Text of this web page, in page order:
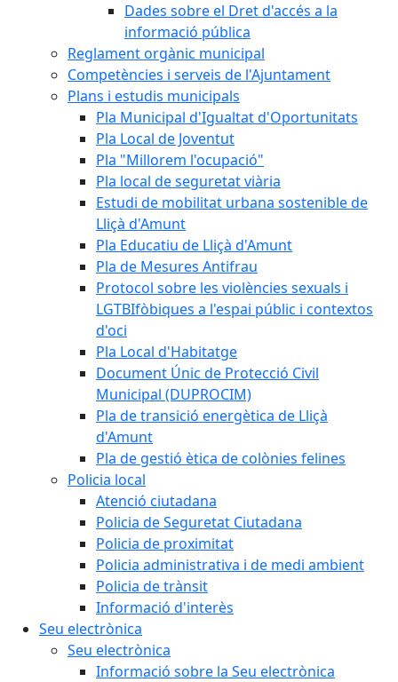
Dades sobre el Dret d'accés a la
informació pública
Reglament orgànic municipal
Competències i serveis de l'Ajuntament
Plans i estudis municipals
Pla Municipal d'Igualtat d'Oportunitats
Pla Local de Joventut
Pla "Millorem l'ocupació"
Pla local de seguretat viària
Estudi de mobilitat urbana sostenible de
Lliçà d'Amunt
Pla Educatiu de Lliçà d'Amunt
Pla de Mesures Antifrau
Protocol sobre les violències sexuals i
LGTBIfòbiques a l'espai públic i contextos
d'oci
Pla Local d'Habitatge
Document Únic de Protecció Civil
Municipal (DUPROCIM)
Pla de transició energètica de Lliçà
d'Amunt
Pla de gestió ètica de colònies felines
Policia local
Atenció ciutadana
Policia de Seguretat Ciutadana
Policia de proximitat
Policia administrativa i de medi ambient
Policia de trànsit
Informació d'interès
Seu electrònica
Seu electrònica
Informació sobre la Seu electrònica